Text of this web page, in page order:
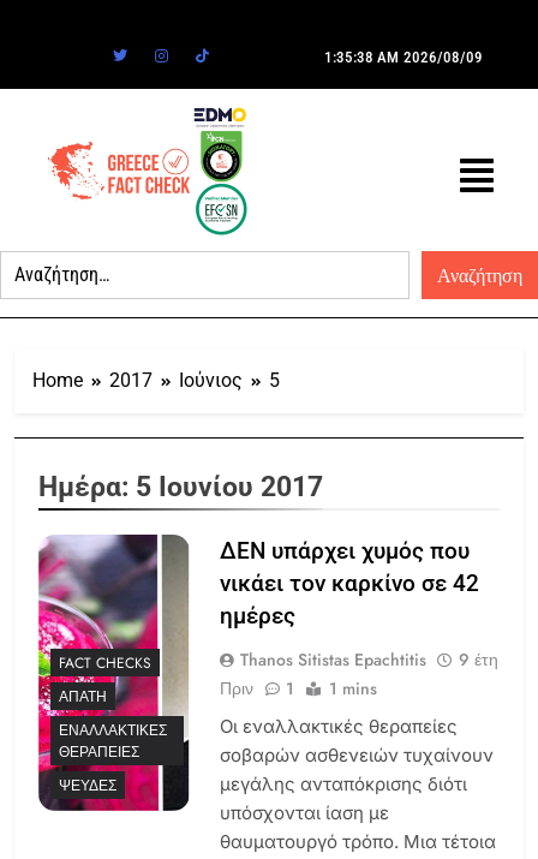
1:35:38 AM 2026/08/09
Home 2017 Ιούνιος 5
Ημέρα: 5 Ιουνίου 2017
FACT CHECKS
ΑΠΆΤΗ
ΕΝΑΛΛΑΚΤΙΚΈΣ
ΘΕΡΑΠΕΊΕΣ
ΨΕΥΔΈΣ
ΔΕΝ υπάρχει χυμός που
νικάει τον καρκίνο σε 42
ημέρες
Thanos Sitistas Epachtitis
9 έτη
Πριν
1 1 mins
Οι εναλλακτικές θεραπείες
σοβαρών ασθενειών τυχαίνουν
μεγάλης ανταπόκρισης διότι
υπόσχονται ίαση με
θαυματουργό τρόπο. Μια τέτοια